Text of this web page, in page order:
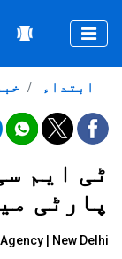
ابتداء
ٹی ایم
پارٹی
Agency | New Delhi